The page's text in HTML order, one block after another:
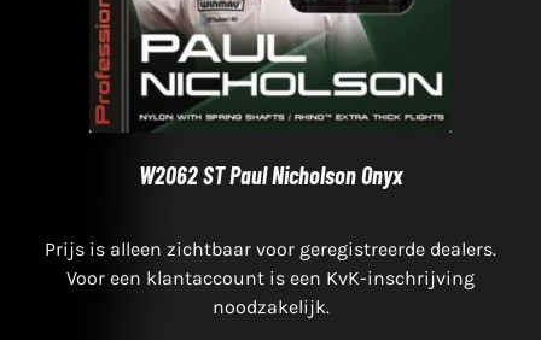
W2062 ST Paul Nicholson Onyx
Prijs is alleen zichtbaar voor geregistreerde dealers.
Voor een klantaccount is een KvK-inschrijving
noodzakelijk.